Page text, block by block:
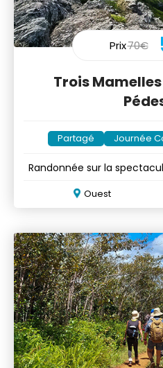
Prix70€
Trois
Partagé Journée
Randonnée sur la
Ouest